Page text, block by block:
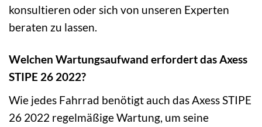
konsultieren oder sich von unseren Experten
beraten zu lassen.
Welchen Wartungsaufwand erfordert das Axess
STIPE 26 2022?
Wie jedes Fahrrad benötigt auch das Axess STIPE
26 2022 regelmäßige Wartung, um seine